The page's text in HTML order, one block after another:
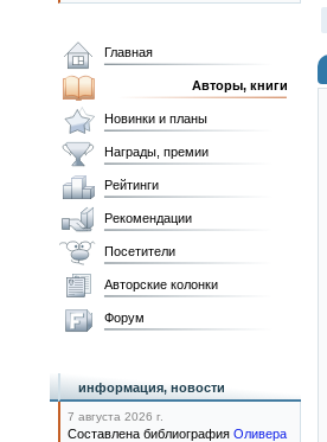
Главная
Авторы, книги
Новинки и планы
Награды, премии
Рейтинги
Рекомендации
Посетители
Авторские колонки
Форум
информация, новости
7 августа 2026 г.
Составлена библиография Оливера